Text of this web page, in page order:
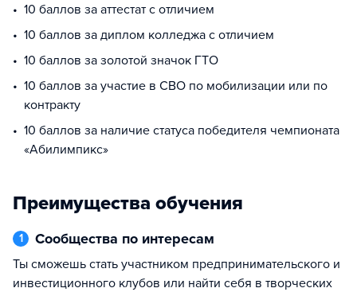
10 баллов за аттестат с отличием
10 баллов за диплом колледжа с отличием
10 баллов за золотой значок ГТО
10 баллов за участие в СВО по мобилизации или по
контракту
10 баллов за наличие статуса победителя чемпионата
«Абилимпикс»
Преимущества обучения
1 Сообщества по интересам
ты сможешь стать участником предпринимательского и
инвестиционного клубов или найти себя в творческих